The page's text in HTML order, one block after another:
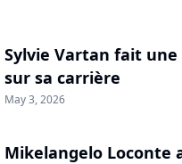
Sylvie Vartan fait
sur sa carrière
May 3, 2026
Mikelangelo Loconte